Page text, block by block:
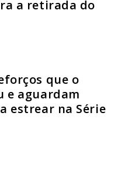
a retirada do
que o
e aguardam
estrear na Série